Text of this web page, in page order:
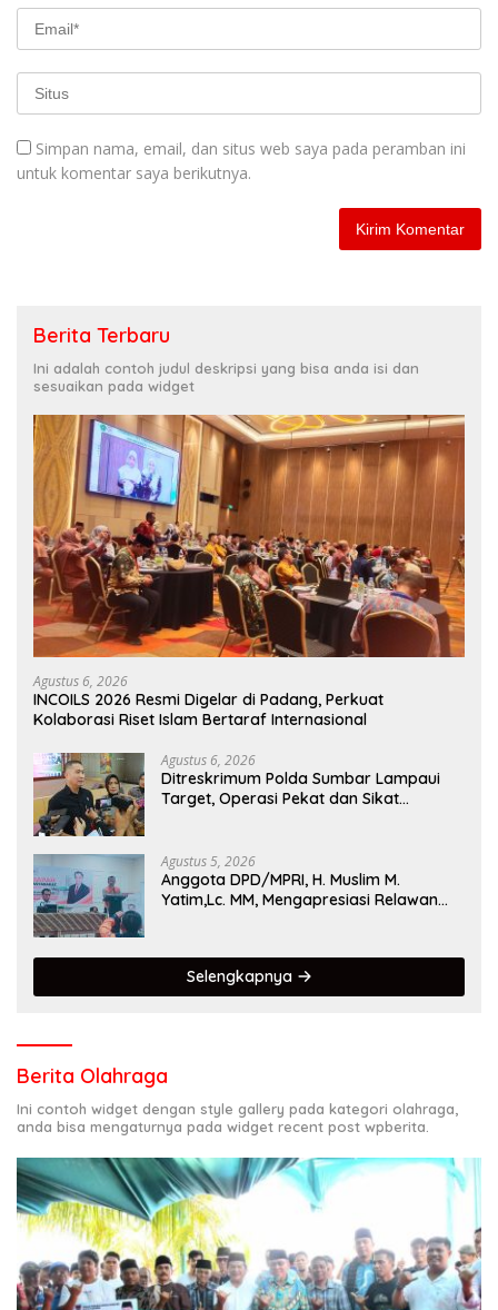
Simpan nama, email, dan situs web saya pada peramban ini
untuk komentar saya berikutnya.
Berita Terbaru
Ini adalah contoh judul deskripsi yang bisa anda isi dan
sesuaikan pada widget
Agustus 6, 2026
INCOILS 2026 Resmi Digelar di Padang, Perkuat
Kolaborasi Riset Islam Bertaraf Internasional
Agustus 6, 2026
Ditreskrimum Polda Sumbar Lampaui
Target, Operasi Pekat dan Sikat
Agustus 5, 2026
Anggota DPD/MPRI, H. Muslim M.
Yatim,Lc. MM, Mengapresiasi Relawan
Selengkapnya
Berita Olahraga
Ini contoh widget dengan style gallery pada kategori olahraga,
anda bisa mengaturnya pada widget recent post wpberita.